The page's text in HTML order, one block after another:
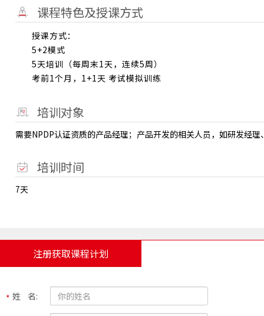
课程特色及授课方式
授课方式：
5+2模式
5天培训（每周末1天，连续5周）
考前1个月，1+1天 考试模拟训练
培训对象
需要NPDP认证资质的产品经理；产品开发的相关人员，如研发经
培训时间
7天
注册获取课程计划
姓 名: